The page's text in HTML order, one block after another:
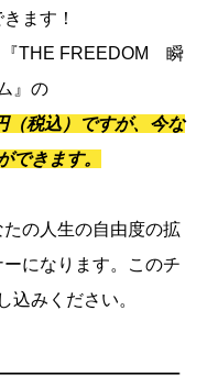
ます！
『THE FREEDOM 瞬
』の
（税込）ですが、今な
できます。
の人生の自由度の拡
になります。このチ
込みください。